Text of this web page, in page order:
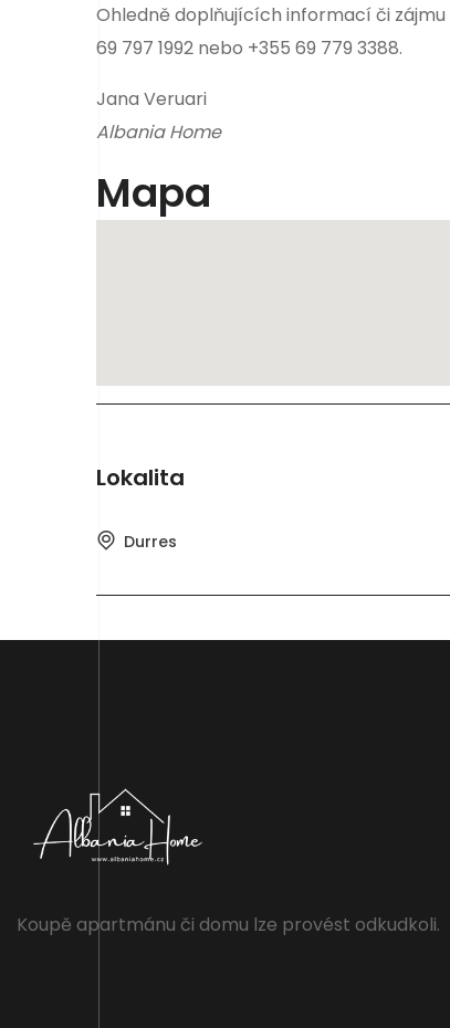
Ohledně doplňujících informací či
69 797 1992 nebo +355 69 779 3388.
Jana Veruari
Albania Home
Mapa
Lokalita
Durres
Koupě apartmánu či domu lze provést odkudkoli.